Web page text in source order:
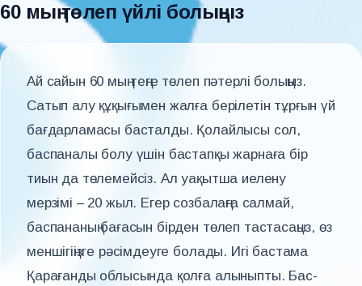
60 мың төлеп үйлі болыңыз
Ай сайын 60 мың теңге төлеп пәтерлі болыңыз.
Сатып алу құқығымен жалға берілетін тұрғын үй
бағдарламасы басталды. Қолайлысы сол,
баспаналы болу үшін бастапқы жарнаға бір
тиын да төлемейсіз. Ал уақытша иелену
мерзімі – 20 жыл. Егер созбалаңға салмай,
баспананың бағасын бірден төлеп тастасаңыз, өз
меншігіңізге рәсімдеуге болады. Игі бастама
Қарағанды облысында қолға алыныпты. Бас-